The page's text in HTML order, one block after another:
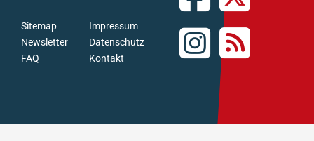
FAQ
Newsletter
Sitemap
Kontakt
Datenschutz
Impressum